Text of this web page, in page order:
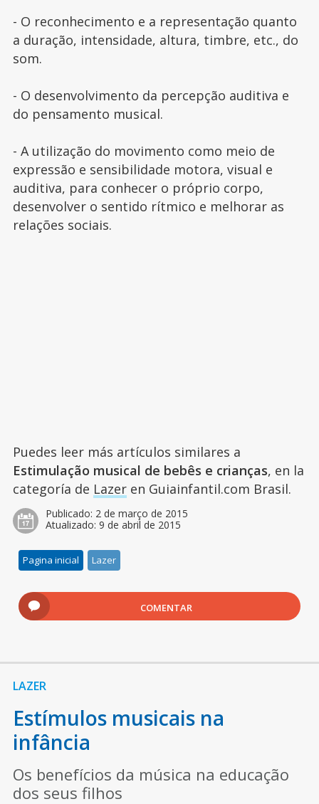
- O reconhecimento e a representação quanto
a duração, intensidade, altura, timbre, etc., do
som.
- O desenvolvimento da percepção auditiva e
do pensamento musical.
- A utilização do movimento como meio de
expressão e sensibilidade motora, visual e
auditiva, para conhecer o próprio corpo,
desenvolver o sentido rítmico e melhorar as
relações sociais.
Puedes leer más artículos similares a
Estimulação musical de bebês e crianças, en la
categoría de Lazeren Guiainfantil.com Brasil.
Publicado: 2 de março de 2015
Atualizado: 9 de abril de 2015
Pagina inicial Lazer
COMENTAR
LAZER
Estímulos musicais na
infância
Os benefícios da música na educação
dos seus filhos